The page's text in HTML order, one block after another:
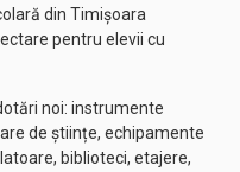
din Timișoara
pentru elevii cu
noi: instrumente
de științe, echipamente
biblioteci, etajere,